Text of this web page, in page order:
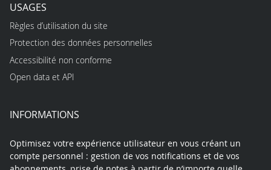
USAGES
Règles d’utilisation du site
Protection des données personnelles
Accessibilité non conforme
Open data et API
INFORMATIONS
Optimisez votre expérience utilisateur en vous créant un
compte personnel : gestion de vos notifications et de vos